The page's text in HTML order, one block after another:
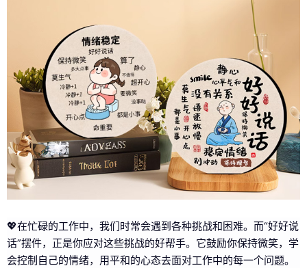
💖在忙碌的工作中，我们时常会遇到各种挑战和困难。而“好好说
话”摆件，正是你应对这些挑战的好帮手。它鼓励你保持微笑，学
会控制自己的情绪，用平和的心态去面对工作中的每一个问题。